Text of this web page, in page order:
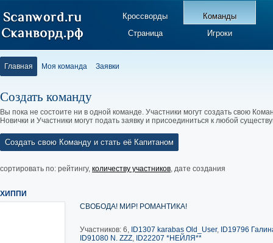
Кроссворды
Команды
Страница
Игроки
Главная Моя команда Заявки
Создать команду
Вы пока не состоите ни в одной команде. Участники могут создать свою
Новички и Участники могут подать заявку и присоединиться к любой
Создать свою Команду и стать её Капитаном
сортировать по: рейтингу, количеству участников, дате создания
ХИППИ
СВОБОДА! МИР! РОМАНТИКА!
Участников: 6, ID1307 karabas Old_User, ID19796
ID91080 N. ZZZ, ID22207 *НЕЙЛЯ**